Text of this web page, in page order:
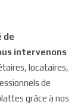
de
intervenons
locataires,
de
grâce à nos